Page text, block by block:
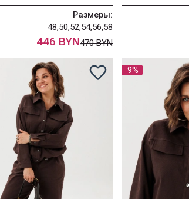
Размеры:
48,50,52,54,56,58
446 BYN470 BYN
9%